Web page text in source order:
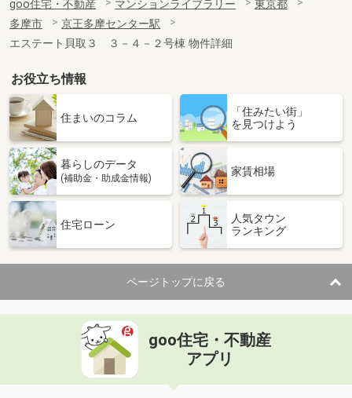
goo住宅・不動産 マンションライブラリー
東京都
多摩市
京王多摩センター駅
エステート貝取３ ３－４－２号棟 物件詳細
お役立ち情報
住まいのコラム
「住みたい街」
を見つけよう
暮らしのデータ
(補助金・助成金情報)
家賃相場
住宅ローン
人気タウン
ランキング
ページトップに戻る
goo住宅・不動産
アプリ